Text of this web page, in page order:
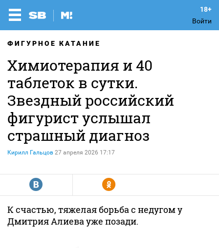
Войти
ФИГУРНОЕ КАТАНИЕ
Химиотерапия и 40
таблеток в сутки.
Звездный российский
фигурист услышал
страшный диагноз
Кирилл Гальцов 27 апреля 2026 17:17
R Y
К счастью, тяжелая борьба с недугом у
Дмитрия Алиева уже позади.